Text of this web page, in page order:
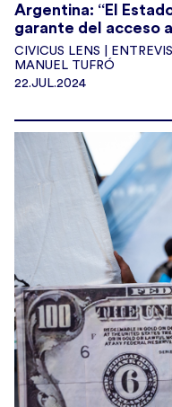
Argentina: “El
garante del acceso
CIVICUS LENS |
MANUEL TUFRÓ
22.JUL.2024